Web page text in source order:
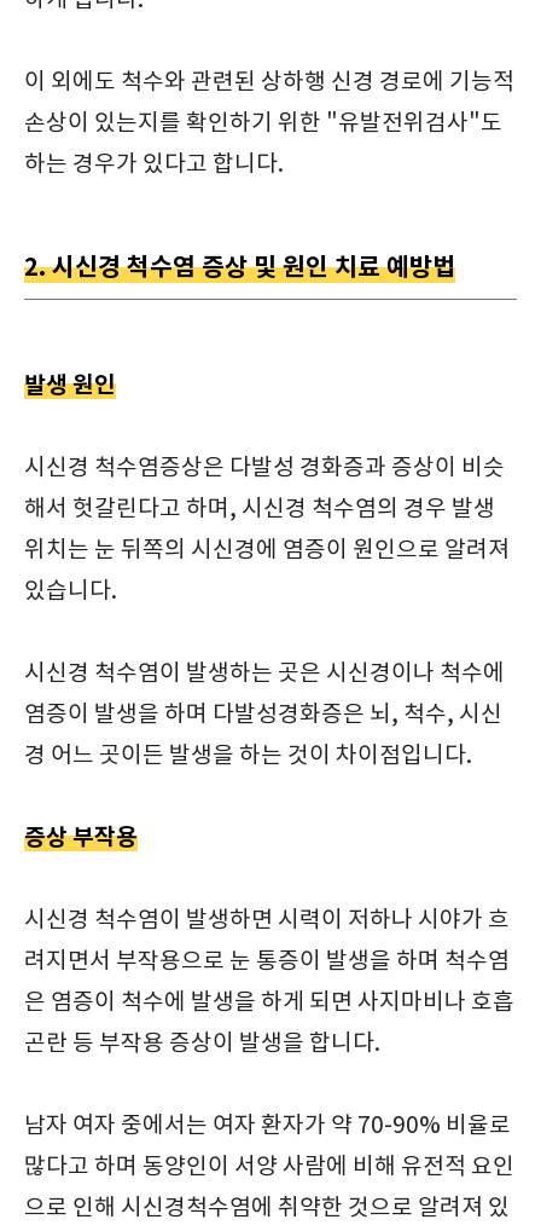
이 외에도 척수와 관련된 상하행 신경 경로에 기능적
손상이 있는지를 확인하기 위한 "유발전위검사"도
하는 경우가 있다고 합니다.
2. 시신경 척수염 증상 및 원인 치료 예방법
발생 원인
시신경 척수염증상은 다발성 경화증과 증상이 비슷
해서 헛갈린다고 하며, 시신경 척수염의 경우 발생
위치는 눈 뒤쪽의 시신경에 염증이 원인으로 알려져
있습니다.
시신경 척수염이 발생하는 곳은 시신경이나 척수에
염증이 발생을 하며 다발성경화증은 뇌, 척수, 시신
경 어느 곳이든 발생을 하는 것이 차이점입니다.
증상 부작용
시신경 척수염이 발생하면 시력이 저하나 시야가 흐
려지면서 부작용으로 눈 통증이 발생을 하며 척수염
은 염증이 척수에 발생을 하게 되면 사지마비나 호흡
곤란 등 부작용 증상이 발생을 합니다.
남자 여자 중에서는 여자 환자가 약 70-90% 비율로
많다고 하며 동양인이 서양 사람에 비해 유전적 요인
으로 인해 시신경척수염에 취약한 것으로 알려져 있